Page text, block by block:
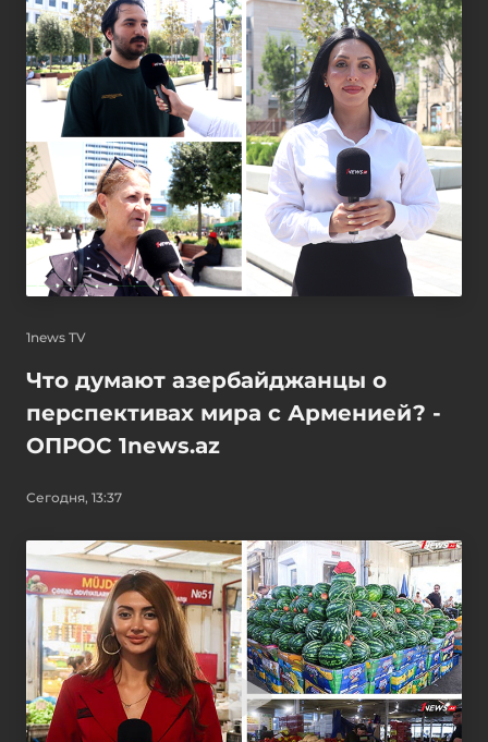
1news TV
Что думают азербайджанцы о
перспективах мира с Арменией? -
ОПРОС 1news.az
Сегодня, 13:37